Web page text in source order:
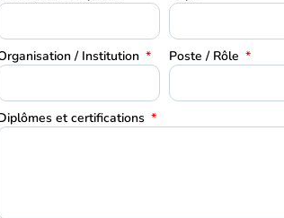
/ Institution Poste / Rôle
et certifications